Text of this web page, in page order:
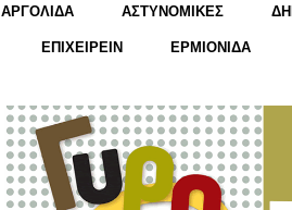
ΑΡΓΟΛΙΔΑ ΑΣΤΥΝΟΜΙΚΕΣ
ΕΠΙΧΕΙΡΕΙΝ ΕΡΜΙΟΝΙΔΑ